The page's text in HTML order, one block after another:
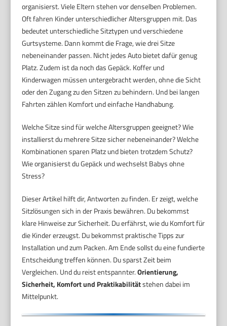
organisierst. Viele Eltern stehen vor denselben Problemen.
Oft fahren Kinder unterschiedlicher Altersgruppen mit. Das
bedeutet unterschiedliche Sitztypen und verschiedene
Gurtsysteme. Dann kommt die Frage, wie drei Sitze
nebeneinander passen. Nicht jedes Auto bietet dafür genug
Platz. Zudem ist da noch das Gepäck. Koffer und
Kinderwagen müssen untergebracht werden, ohne die Sicht
oder den Zugang zu den Sitzen zu behindern. Und bei langen
Fahrten zählen Komfort und einfache Handhabung.
Welche Sitze sind für welche Altersgruppen geeignet? Wie
installierst du mehrere Sitze sicher nebeneinander? Welche
Kombinationen sparen Platz und bieten trotzdem Schutz?
Wie organisierst du Gepäck und wechselst Babys ohne
Stress?
Dieser Artikel hilft dir, Antworten zu finden. Er zeigt, welche
Sitzlösungen sich in der Praxis bewähren. Du bekommst
klare Hinweise zur Sicherheit. Du erfährst, wie du Komfort für
die Kinder erzeugst. Du bekommst praktische Tipps zur
Installation und zum Packen. Am Ende sollst du eine fundierte
Entscheidung treffen können. Du sparst Zeit beim
Vergleichen. Und du reist entspannter.Orientierung,
Sicherheit, Komfort und Praktikabilitätstehen dabei im
Mittelpunkt.